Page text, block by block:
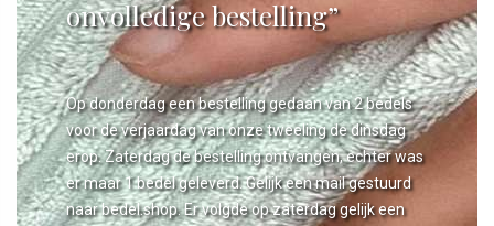
onvolledige bestelling”
Op donderdag een bestelling gedaan van 2 bedels
voor de verjaardag van onze tweeling de dinsdag
erop. Zaterdag de bestelling ontvangen, echter was
er maar 1 bedel geleverd. Gelijk een mail gestuurd
naar bedel.shop. Er volgde op zaterdag gelijk een